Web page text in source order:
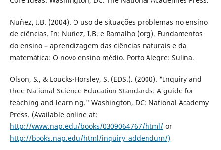
Nuñez, I.B. (2004). O uso de situações problemas no ensino
de ciências. In: Nuñez, I.B. e Ramalho (org). Fundamentos
do ensino – aprendizagem das ciências naturais e da
matemática: O novo ensino médio. Porto Alegre: Sulina.
Olson, S., & Loucks-Horsley, S. (EDS.). (2000). "Inquiry and
thee National Science Education Standards: A guide for
teaching and learning." Washington, DC: National Academy
Press. (Available online at:
http://www.nap.edu/books/0309064767/html/or
http://books.nap.edu/html/inquiry_addendum/)